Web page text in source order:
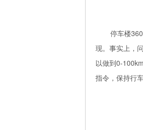
停车楼
现。事实上，
以做到0-
指令，保持行